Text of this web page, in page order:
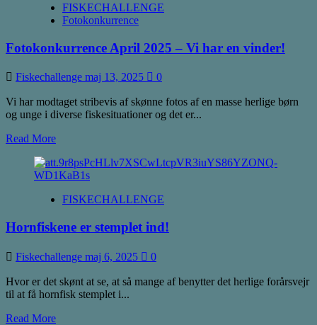
FISKECHALLENGE
Fotokonkurrence
Fotokonkurrence April 2025 – Vi har en vinder!
Fiskechallenge maj 13, 2025 0
Vi har modtaget stribevis af skønne fotos af en masse herlige børn
og unge i diverse fiskesituationer og det er...
Read MoreRead
about
Fotokonkurrence
2025
Vi
en
vinder!
FISKECHALLENGE
Hornfiskene er stemplet ind!
Fiskechallenge maj 6, 2025 0
Hvor er det skønt at se, at så mange af benytter det herlige forårsvejr
til at få hornfisk stemplet i...
Read MoreRead